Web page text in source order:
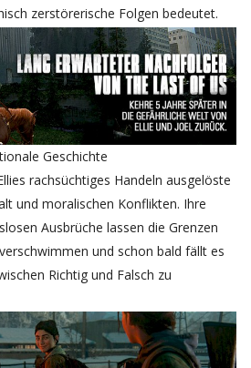
zerstörerische Folgen bedeutet.
Geschichte
rachsüchtiges Handeln ausgelöste
und moralischen Konflikten. Ihre
Ausbrüche lassen die Grenzen
und schon bald fällt es
Richtig und Falsch zu